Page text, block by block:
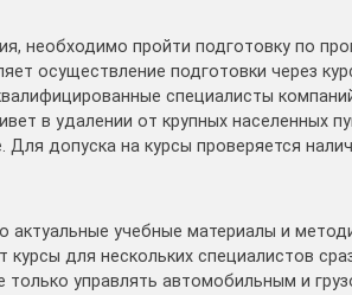
необходимо пройти подготовку по
осуществление подготовки через
специалисты
в удалении от крупных населенных
допуска на курсы проверяется
актуальные учебные материалы и
курсы для нескольких специалистов
только управлять автомобильным и